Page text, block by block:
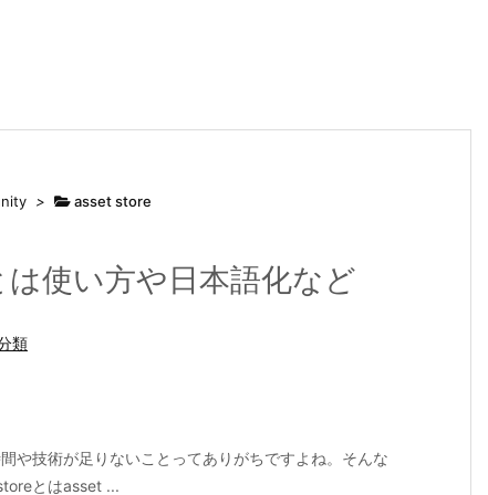
> asset store
使い方や日本語化など
類
や技術が足りないことってありがちですよね。そんな
とはasset ...